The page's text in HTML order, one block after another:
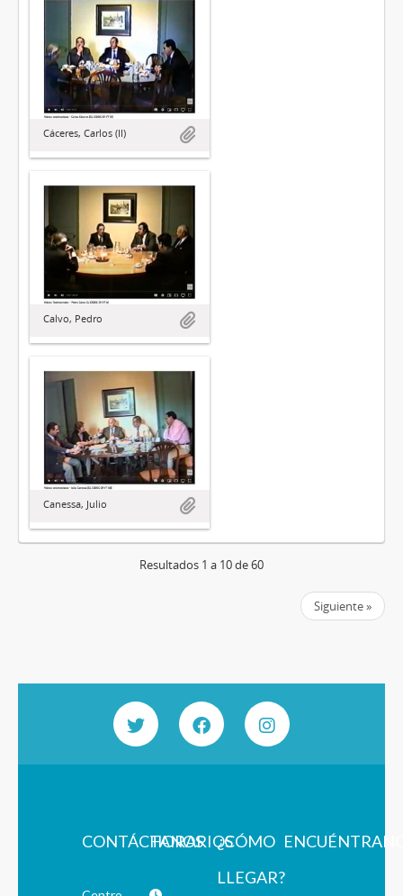
Cáceres, Carlos (II)
Calvo, Pedro
Canessa, Julio
Resultados 1 a 10 de 60
Siguiente »
CONTÁCTANOS
HORARIOS¿CÓMO
LLEGAR?